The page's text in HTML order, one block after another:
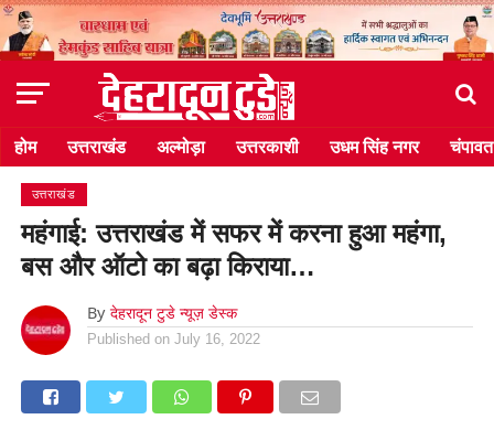
होम उत्तराखंड अल्मोड़ा उत्तरकाशी उधम सिंह नगर चंपावत
उत्तराखंड
महंगाई: उत्तराखंड में सफर में करना हुआ महंगा,
बस और ऑटो का बढ़ा किराया…
By देहरादून टुडे न्यूज़ डेस्क
Published on July 16, 2022